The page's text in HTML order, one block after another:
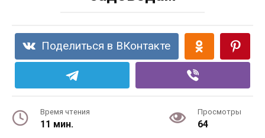
Поделиться в ВКонтакте
Время чтения
11 мин.
Просмотры
64